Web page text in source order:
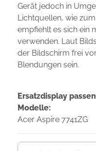
Gerät jedoch in
Lichtquellen, wie
empfiehlt es sich ein
verwenden. Laut
der Bildschirm frei
Blendungen sein.
Ersatzdisplay
Modelle:
Acer Aspire 7741ZG